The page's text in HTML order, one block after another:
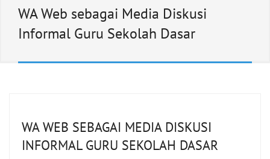
WA Web sebagai Media Diskusi
Informal Guru Sekolah Dasar
WA WEB SEBAGAI MEDIA DISKUSI
INFORMAL GURU SEKOLAH DASAR